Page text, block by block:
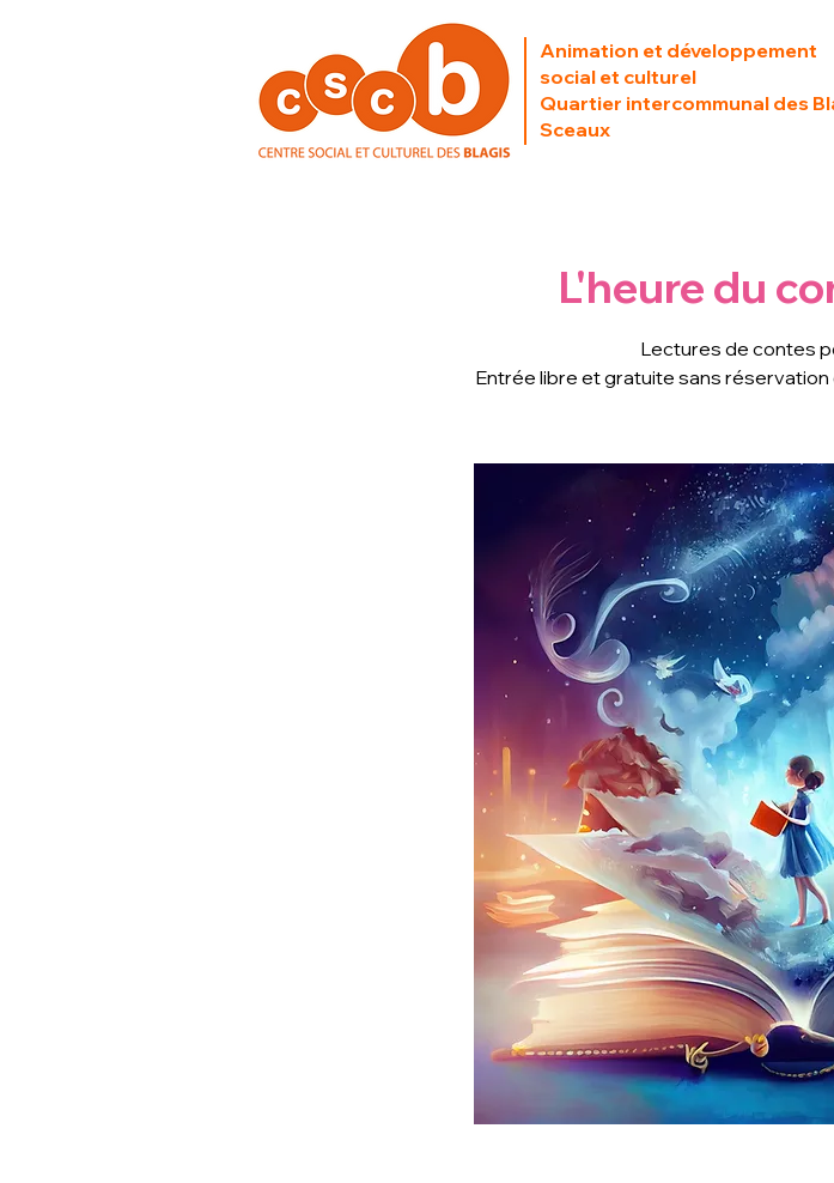
Animation et développement
social et culturel
Quartier intercommunal des
Sceaux
L'heure du
Lectures de contes
Entrée libre et gratuite sans réservation